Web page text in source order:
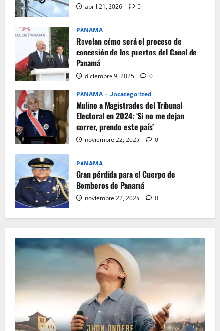
abril 21, 2026 0
PANAMA
Revelan cómo será el proceso de
concesión de los puertos del Canal de
Panamá
diciembre 9, 2025 0
PANAMA Uncategorized
Mulino a Magistrados del Tribunal
Electoral en 2024: ‘Si no me dejan
correr, prendo este país’
noviembre 22, 2025 0
PANAMA
Gran pérdida para el Cuerpo de
Bomberos de Panamá
noviembre 22, 2025 0